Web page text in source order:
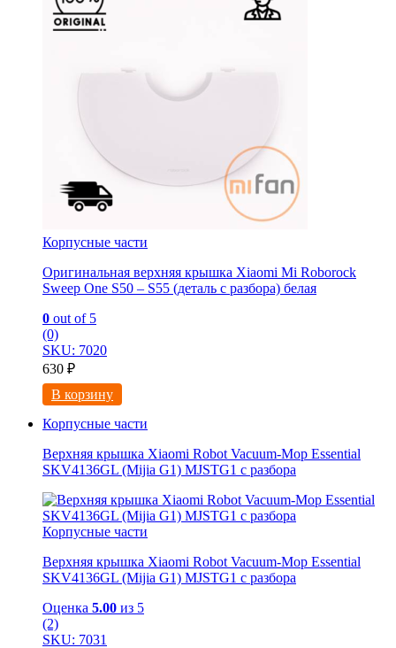
Корпусные части
Оригинальная верхняя крышка Xiaomi Mi Roborock
Sweep One S50 – S55 (деталь с разбора) белая
0 out of 5
(0)
SKU: 7020
630 ₽
В корзину
Корпусные части
Верхняя крышка Xiaomi Robot Vacuum-Mop Essential
SKV4136GL (Mijia G1) MJSTG1 с разбора
Корпусные части
Верхняя крышка Xiaomi Robot Vacuum-Mop Essential
SKV4136GL (Mijia G1) MJSTG1 с разбора
Оценка 5.00 из 5
(2)
SKU: 7031